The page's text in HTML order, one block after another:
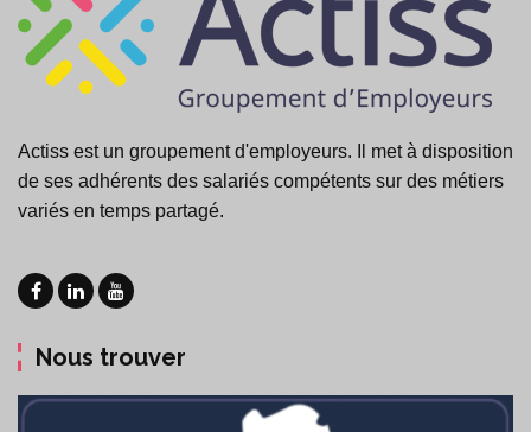
Actiss est un groupement d'employeurs. Il met à disposition
de ses adhérents des salariés compétents sur des métiers
variés en temps partagé.
Nous trouver